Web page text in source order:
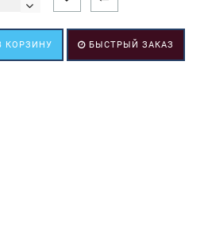
КОРЗИНУ БЫСТРЫЙ ЗАКАЗ